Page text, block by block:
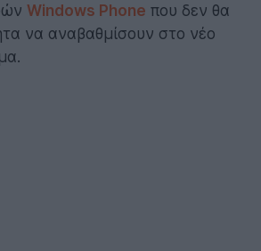
Windows Phone που δεν θα
να αναβαθμίσουν στο νέο